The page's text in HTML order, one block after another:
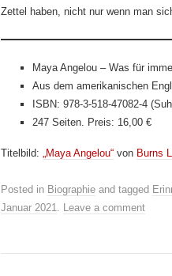
Zettel haben, nicht nur wenn man
Maya Angelou – Was für
Aus dem amerikanischen
ISBN: 978-3-518-47082-4
247 Seiten. Preis: 16,00 €
Titelbild: „Maya Angelou“ von Burns
Posted in Biographie and tagged
Januar 2021. Leave a comment